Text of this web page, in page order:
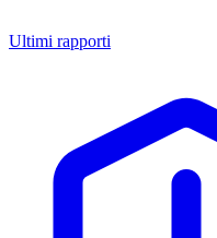
Ultimi rapporti